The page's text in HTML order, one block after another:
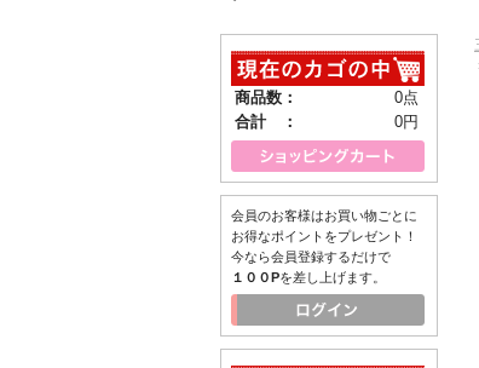
商品数：
0点
合計 ：
0円
会員のお客様はお買い物ごとに
お得なポイントをプレゼント！
今なら会員登録するだけで
１００Pを差し上げます。